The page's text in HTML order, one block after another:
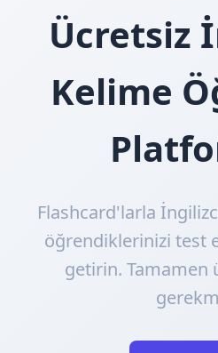
Ücretsiz
Kelime
Flashcard'larla
öğrendiklerinizi test
getirin. Tamamen